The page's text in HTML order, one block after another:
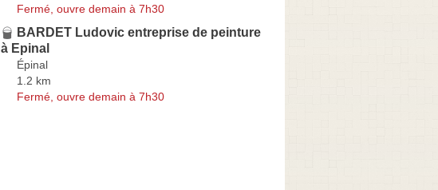
Fermé, ouvre demain à 7h30
BARDET Ludovic entreprise de peinture
à Epinal
Épinal
1.2 km
Fermé, ouvre demain à 7h30